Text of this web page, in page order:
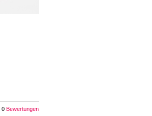
0Bewertungen